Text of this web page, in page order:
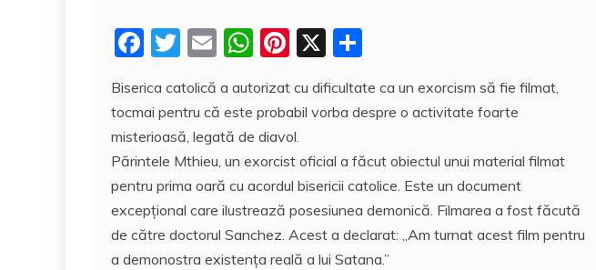
F
c
e
b
o
o
k
T
itt
er
E
ai
l
W
at
s
A
p
p
Pi
er
e
st
X
rt
aj
e
a
z
ă
Biserica catolică a autorizat cu dificultate ca un exorcism să fie filmat,
tocmai pentru că este probabil vorba despre o activitate foarte
misterioasă, legată de diavol.
Părintele Mthieu, un exorcist oficial a făcut obiectul unui material filmat
pentru prima oară cu acordul bisericii catolice. Este un document
excepţional care ilustrează posesiunea demonică. Filmarea a fost făcută
de către doctorul Sanchez. Acest a declarat: „Am turnat acest film pentru
a demonostra existenţa reală a lui Satana.”